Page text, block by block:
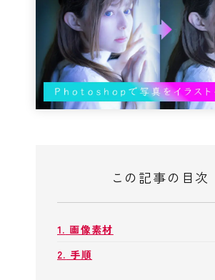
この記事の目次
1. 画像素材
2. 手順